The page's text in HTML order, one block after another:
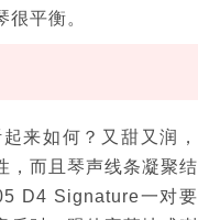
平衡。
来如何？又甜又润，
，而且琴声线条凝聚结
D4 Signature一对要